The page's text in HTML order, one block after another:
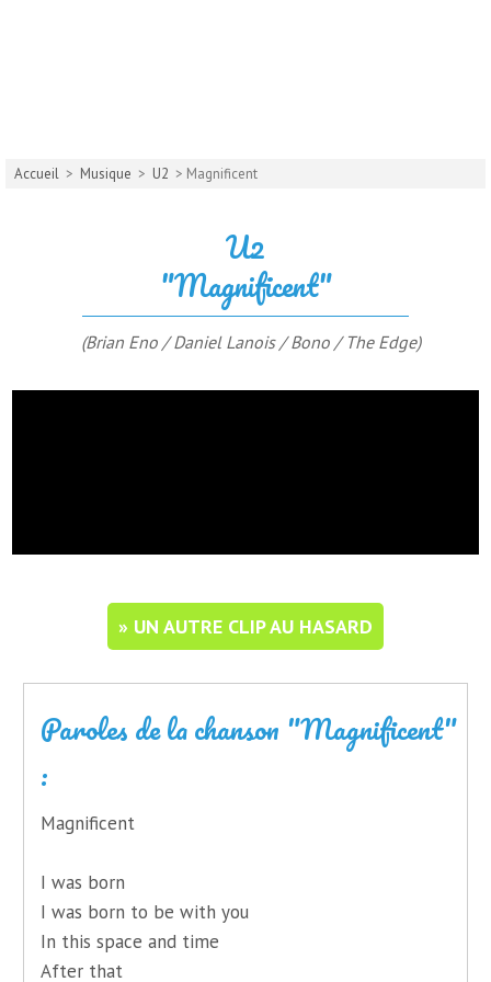
Accueil > Musique > U2 > Magnificent
U2
"Magnificent"
(Brian Eno / Daniel Lanois / Bono / The Edge)
» UN AUTRE CLIP AU HASARD
Paroles de la chanson "Magnificent"
:
Magnificent
I was born
I was born to be with you
In this space and time
After that